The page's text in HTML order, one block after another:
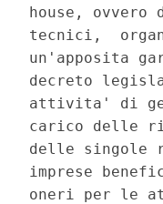
house,
tecnici,
un'apposita
decreto
attivita' di
carico delle
delle singole
imprese